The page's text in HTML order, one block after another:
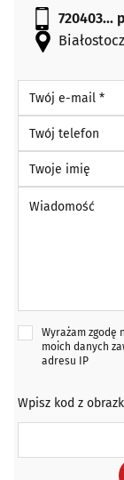
720403...
Twój e-mail *
Twój telefon
Twoje imię
Wyrażam zgodę
moich danych
adresu IP
Wpisz kod z